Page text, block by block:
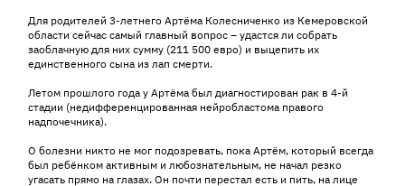
Для родителей 3-летнего Артёма Колесниченко из Кемеровской
области сейчас самый главный вопрос – удастся ли собрать
заоблачную для них сумму (211 500 евро) и выцепить их
единственного сына из лап смерти.
Летом прошлого года у Артёма был диагностирован рак в 4-й
стадии (недифференцированная нейробластома правого
надпочечника).
О болезни никто не мог подозревать, пока Артём, который всегда
был ребёнком активным и любознательным, не начал резко
угасать прямо на глазах. Он почти перестал есть и пить, на лице